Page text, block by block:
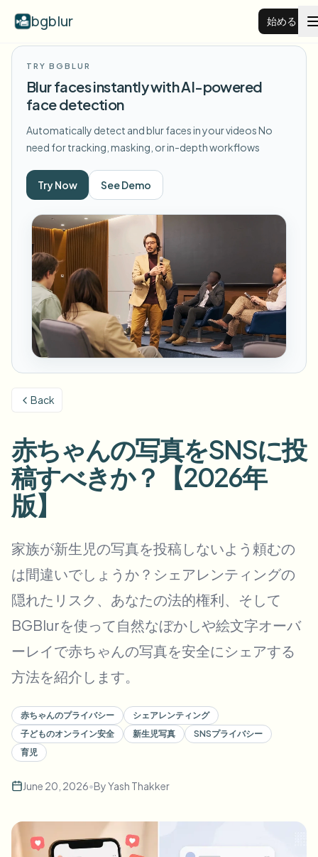
bgblur 始める
サンプルライブラリ全体を閲覧する
顔をぼかす
ナンバープレートをぼかす
背景をぼかす
何でもぼかす
GDPRコンプライアンスぼかし
ストリートインタビューぼかし
機能
View all features
Browse every blur tool in one place
ナンバープレートをぼかす
顔をぼかす
AI Video Object Remover
写真の顔をオンラインでぼかす
顔の匿名化
ボイスアノニマイザー
顔交換 - 画像
顔交換 - 動画
ビデオインテリジェンス
一括動画ぼかし
エンタープライズ
学校・教育
キャンパスカメラ、講義、地区の一括プライバシー
メディア・エンターテインメント
試写、リリース、コンプライアンス
小売・EC
医療
クリニックと患者向けビデオガバナンス
公共部門
FOIA、安全な開示、編集
一括顔の匿名化
大量バッチ、保持、SLA
一括ナンバープレートぼかし
フリート、ドライブレコーダー、駐車場を大規模に
一括顔ぼかし
企業ゾーン、ポリシー、レビュー
API & SDK
アップロード、ジョブ、ウェブフックを自動化
お問い合わせフォーム
ビデオインテリジェンス
リソース
FAQ
ブログ
Whitepapers
ツール
カテゴリ
製品
Choose language
TRY BGBLUR
Blur faces instantly with AI-powered
face detection
Automatically detect and blur faces in your videosNo
need for tracking, masking, or in-depth workflows
Try Now See Demo
Back
赤ちゃんの写真をSNSに投
稿すべきか？【2026年
版】
家族が新生児の写真を投稿しないよう頼むの
は間違いでしょうか？シェアレンティングの
隠れたリスク、あなたの法的権利、そして
BGBlurを使って自然なぼかしや絵文字オーバ
ーレイで赤ちゃんの写真を安全にシェアする
方法を紹介します。
赤ちゃんのプライバシー
シェアレンティング
子どものオンライン安全
新生児写真
SNSプライバシー
育児
June 20, 2026•ByYash Thakker